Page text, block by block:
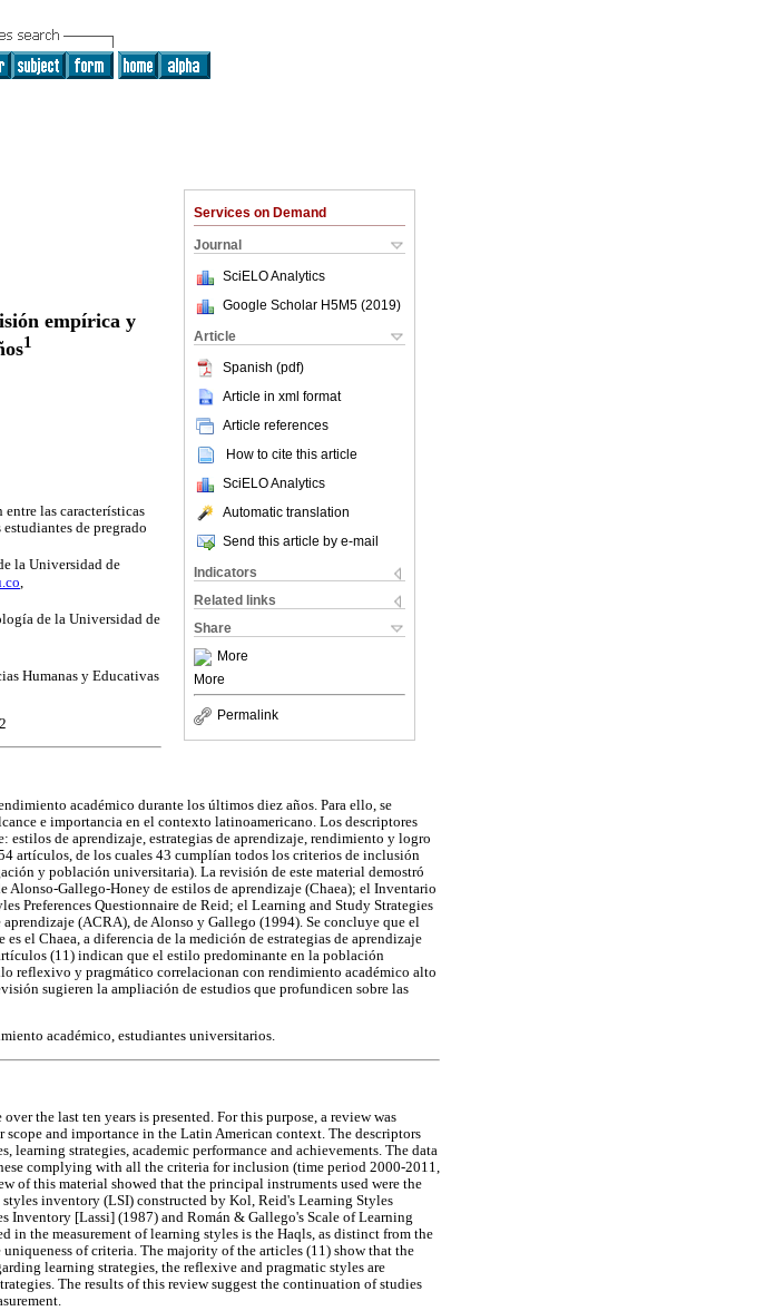
Services on Demand
Journal
SciELO Analytics
Google Scholar H5M5 (2019)
Article
Spanish (pdf)
Article in xml format
Article references
How to cite this article
SciELO Analytics
Automatic translation
Send this article by e-mail
Indicators
Related links
Share
More
More
Permalink
empírica y
1
las características
de pregrado
la Universidad de
de la Universidad de
Humanas y Educativas
académico durante los últimos diez años. Para ello, se
e importancia en el contexto latinoamericano. Los descriptores
de aprendizaje, estrategias de aprendizaje, rendimiento y logro
artículos, de los cuales 43 cumplían todos los criterios de inclusión
y población universitaria). La revisión de este material demostró
Gallego-Honey de estilos de aprendizaje (Chaea); el Inventario
Preferences Questionnaire de Reid; el Learning and Study Strategies
(ACRA), de Alonso y Gallego (1994). Se concluye que el
el Chaea, a diferencia de la medición de estrategias de aprendizaje
(11) indican que el estilo predominante en la población
reflexivo y pragmático correlacionan con rendimiento académico alto
sugieren la ampliación de estudios que profundicen sobre las
académico, estudiantes universitarios.
the last ten years is presented. For this purpose, a review was
and importance in the Latin American context. The descriptors
strategies, academic performance and achievements. The data
complying with all the criteria for inclusion (time period 2000-2011,
of this material showed that the principal instruments used were the
inventory (LSI) constructed by Kol, Reid's Learning Styles
Inventory [Lassi] (1987) and Román & Gallego's Scale of Learning
in the measurement of learning styles is the Haqls, as distinct from the
of criteria. The majority of the articles (11) show that the
learning strategies, the reflexive and pragmatic styles are
The results of this review suggest the continuation of studies